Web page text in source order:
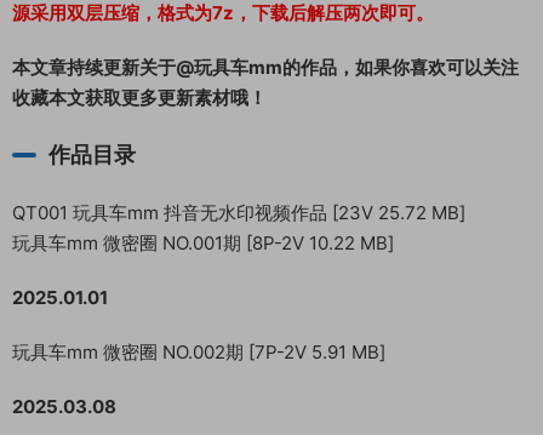
源采用双层压缩，格式为7z，下载后解压两次即可。
本文章持续更新关于@玩具车mm的作品，如果你喜欢可以关注
收藏本文获取更多更新素材哦！
作品目录
QT001 玩具车mm 抖音无水印视频作品 [23V 25.72 MB]
玩具车mm 微密圈 NO.001期 [8P-2V 10.22 MB]
2025.01.01
玩具车mm 微密圈 NO.002期 [7P-2V 5.91 MB]
2025.03.08